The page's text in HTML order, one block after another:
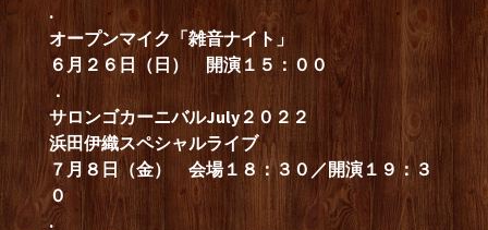
.
オープンマイク「雑音ナイト」
６月２６日（日） 開演１５：００
．
サロンゴカーニバルJuly２０２２
浜田伊織スペシャルライブ
７月８日（金） 会場１８：３０／開演１９：３
０
.